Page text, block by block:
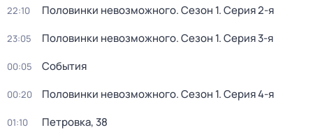
22:10 Половинки невозможного. Сезон 1. Серия 2-я
23:05 Половинки невозможного. Сезон 1. Серия 3-я
00:05 События
00:20 Половинки невозможного. Сезон 1. Серия 4-я
01:10 Петровка, 38